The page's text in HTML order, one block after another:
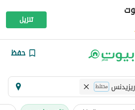
تنزيل
حفظ
مختلط